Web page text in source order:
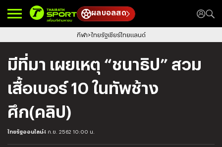
ผลบอลสด
กีฬา ไทยรัฐเชียร์ไทยแลนด์
มีที่มา เผยเหตุ “ชนาธิป” สวม
เสื้อเบอร์ 10 ในทัพช้าง
ศึก(คลิป)
ไทยรัฐออนไลน์4 ก.ย. 2562 10:00 น.